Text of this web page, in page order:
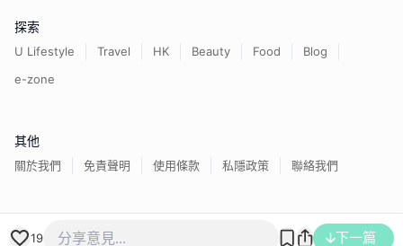
19 下一篇
探索
U Lifestyle Travel HK Beauty Food
Blog
e-zone
其他
關於我們 免責聲明 使用條款 私隱政策 聯絡我們
香港經濟日報版權所有©